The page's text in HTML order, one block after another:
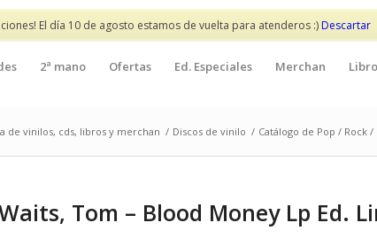
El día 10 de agosto estamos de vuelta para atenderos :)Descartar
2ª mano Ofertas Ed. Especiales Merchan
de vinilos, cds, libros y merchan / Discos de vinilo / Catálogo de Pop / Rock /
Tom – Blood Money Lp Ed.